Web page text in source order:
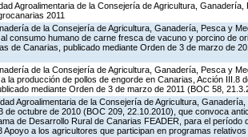
Agroalimentaria de la Consejería de Agricultura, Ganadería,
2011
de la Consejería de Agricultura, Ganadería, Pesca y
consumo humano de carne fresca de vacuno y porcino de
de Canarias, publicado mediante Orden de 3 de marzo de
de la Consejería de Agricultura, Ganadería, Pesca y
producción de pollos de engorde en Canarias, Acción III.8
mediante Orden de 3 de marzo de 2011 (BOC 58,
Agroalimentaria de la Consejería de Agricultura, Ganadería,
octubre de 2010 (BOC 209, 22.10.2010), que convoca
de Desarrollo Rural de Canarias FEADER, para el período
a los agricultores que participan en programas